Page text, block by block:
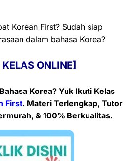
Korean First? Sudah siap
dalam bahasa Korea?
KELAS ONLINE]
Korea? Yuk Ikuti Kelas
First. Materi Terlengkap, Tutor
& 100% Berkualitas.